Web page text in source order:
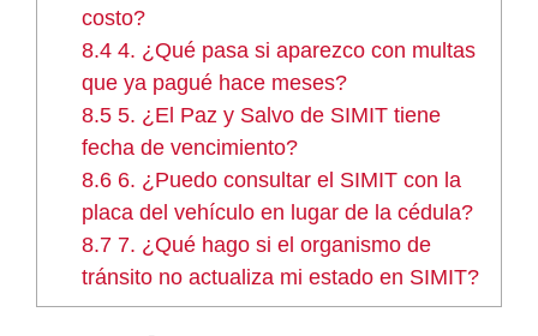
costo?
8.4 4. ¿Qué pasa si aparezco con multas
que ya pagué hace meses?
8.5 5. ¿El Paz y Salvo de SIMIT tiene
fecha de vencimiento?
8.6 6. ¿Puedo consultar el SIMIT con la
placa del vehículo en lugar de la cédula?
8.7 7. ¿Qué hago si el organismo de
tránsito no actualiza mi estado en SIMIT?